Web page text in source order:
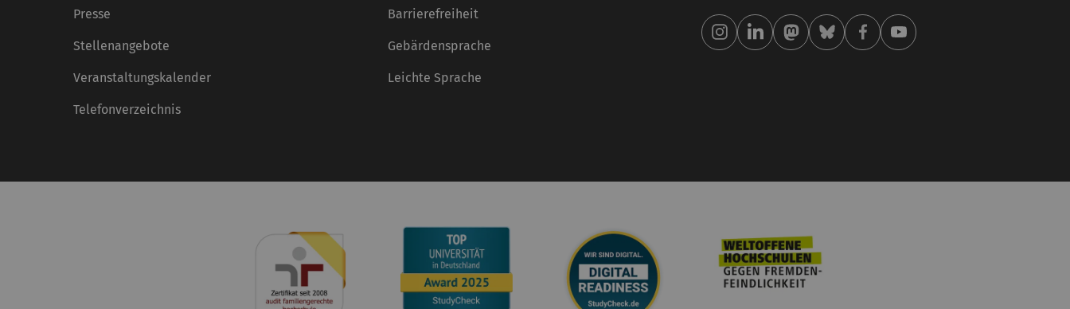
Presse
Stellenangebote
Veranstaltungskalender
Telefonverzeichnis
Barrierefreiheit
Gebärdensprache
Leichte Sprache